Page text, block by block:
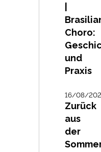
Choro:
und
Praxis
16/08/
Zurück
aus
der